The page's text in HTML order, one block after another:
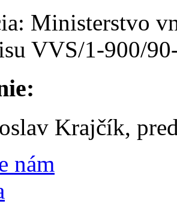
Ministerstvo
VVS/1-900/
Krajčík,
nám